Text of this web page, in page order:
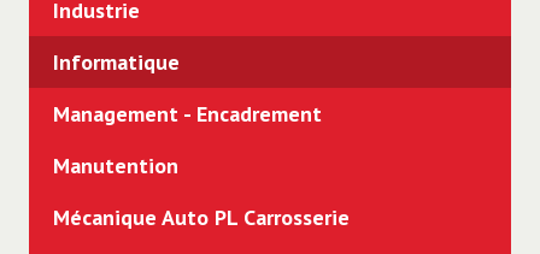
Industrie
Informatique
Management - Encadrement
Manutention
Mécanique Auto PL Carrosserie